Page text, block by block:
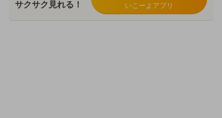
サクサク見れる！
いこーよアプリ